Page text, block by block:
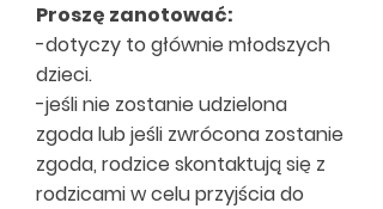
Proszę zanotować:
-dotyczy to głównie młodszych
dzieci.
-jeśli nie zostanie udzielona
zgoda lub jeśli zwrócona zostanie
zgoda, rodzice skontaktują się z
rodzicami w celu przyjścia do